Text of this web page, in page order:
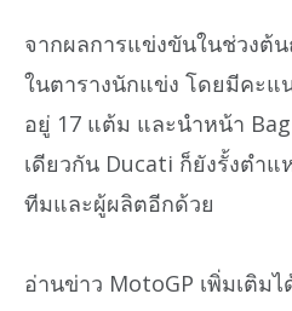
จากผลการแข่งขันในช่วงต้
ในตารางนักแข่ง โดยมีคะแ
อยู่ 17 แต้ม และนำหน้า
เดียวกัน Ducati ก็ยังรั้งตำ
ทีมและผู้ผลิตอีกด้วย
อ่านข่าว MotoGP เพิ่มเติมไ